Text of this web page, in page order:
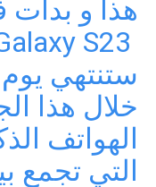
هذا و
خلال هذا
الهواتف
التي تجمع